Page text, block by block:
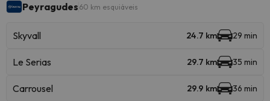
Peyragudes 60 km esquiáveis
Skyvall 24.7 km 29 min
Le Serias 29.7 km 35 min
Carrousel 29.9 km 36 min